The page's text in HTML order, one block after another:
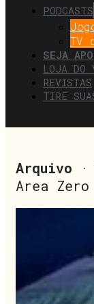
PODCASTS
TV
SEJA
LOJA DO
REVISTAS
TIRE
Arquivo ·
Area Zero